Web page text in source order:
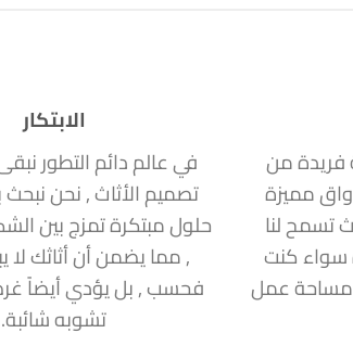
من
مميزة
تسمح لنا
سواء كنت
مساحة عمل
الابتكار
في عالم دائم التطور
تصميم الأثاث , نحن نبحث
حلول مبتكرة تمزج بين
, مما يضمن أن أثاثك لا
فحسب , بل يؤدي أيضاً
تشوبه شائبة.